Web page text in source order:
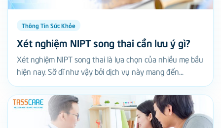
Thông Tin Sức Khỏe
Xét nghiệm NIPT song thai cần lưu ý gì?
Xét nghiệm NIPT song thai là lựa chọn của nhiều mẹ bầu
hiện nay. Sỡ dĩ như vậy bởi dịch vụ này mang đến...